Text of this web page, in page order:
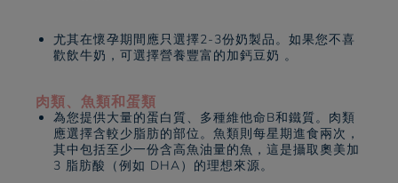
尤其在懷孕期間應只選擇2-3份奶製品。如果您不喜
歡飲牛奶，可選擇營養豐富的加鈣豆奶 。
肉類、魚類和蛋類
為您提供大量的蛋白質、多種維他命B和鐵質。肉類
應選擇含較少脂肪的部位。魚類則每星期進食兩次，
其中包括至少一份含高魚油量的魚，這是攝取奧美加
3 脂肪酸（例如 DHA）的理想來源。